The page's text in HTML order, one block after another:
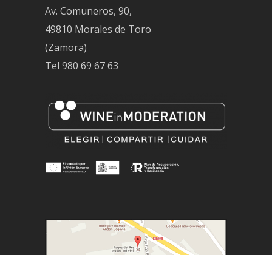
Av. Comuneros, 90,
49810 Morales de Toro
(Zamora)
Tel 980 69 67 63